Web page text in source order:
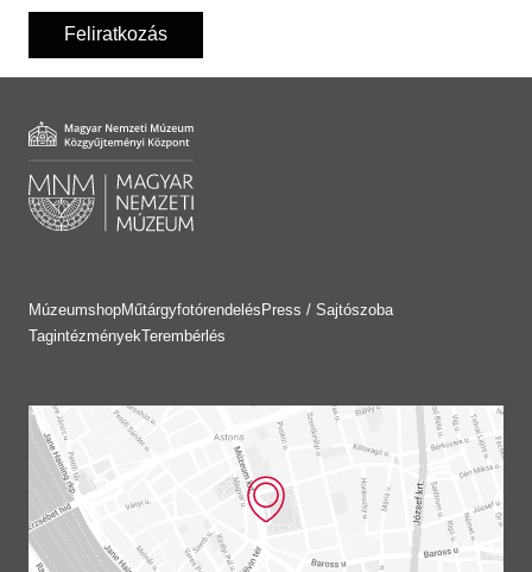
Feliratkozás
MúzeumshopMűtárgyfotórendelés Press / Sajtószoba
TagintézményekTerembérlés